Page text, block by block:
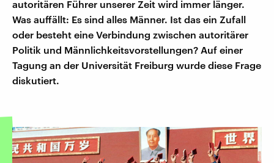
autoritären Führer unserer Zeit wird immer länger.
Was auffällt: Es sind alles Männer. Ist das ein Zufall
oder besteht eine Verbindung zwischen autoritärer
Politik und Männlichkeitsvorstellungen? Auf einer
Tagung an der Universität Freiburg wurde diese Frage
diskutiert.